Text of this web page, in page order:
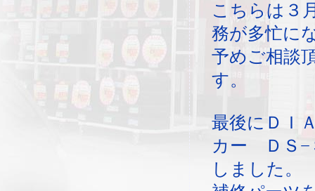
こちらは３
務が多忙に
予めご相談
す。
最後にＤＩ
カー ＤＳ−
しました。